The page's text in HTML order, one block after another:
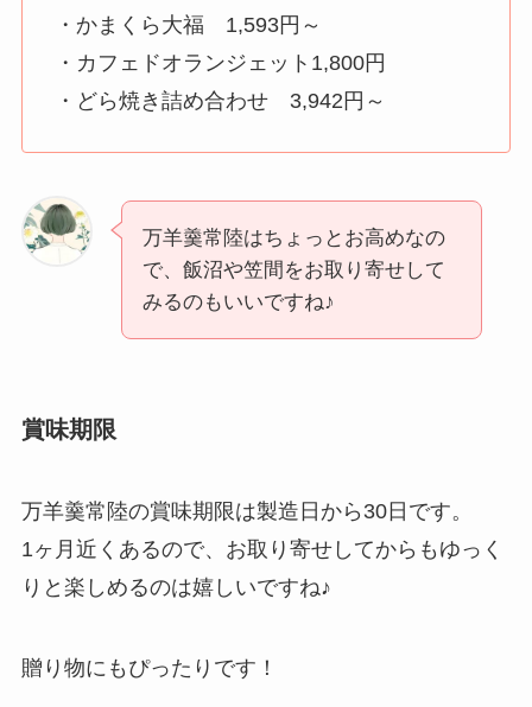
・かまくら大福 1,593円～
・カフェドオランジェット1,800円
・どら焼き詰め合わせ 3,942円～
万羊羹常陸はちょっとお高めなの
で、飯沼や笠間をお取り寄せして
みるのもいいですね♪
賞味期限
万羊羹常陸の賞味期限は製造日から30日です。
1ヶ月近くあるので、お取り寄せしてからもゆっく
りと楽しめるのは嬉しいですね♪
贈り物にもぴったりです！